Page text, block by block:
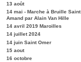
13 août
14 mai - Marche à Bruille Saint
Amand par Alain Van Hille
14 avril 2019 Maroilles
14 juillet 2024
14 juin Saint Omer
15 aout
16 octobre